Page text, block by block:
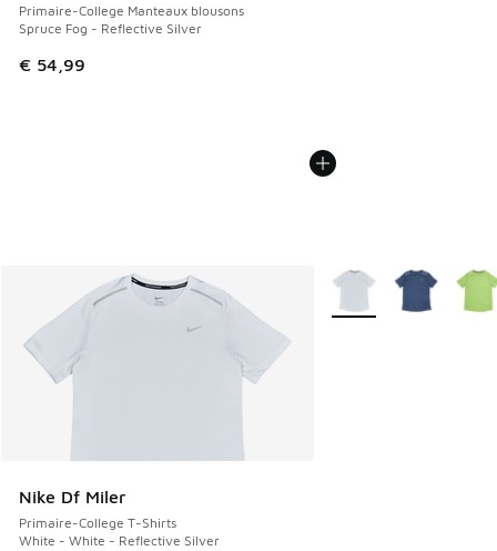
Primaire-College Manteaux blousons
Spruce Fog - Reflective Silver
€ 54,99
Nike Df Miler
Primaire-College T-Shirts
White - White - Reflective Silver
Plus de couleurs